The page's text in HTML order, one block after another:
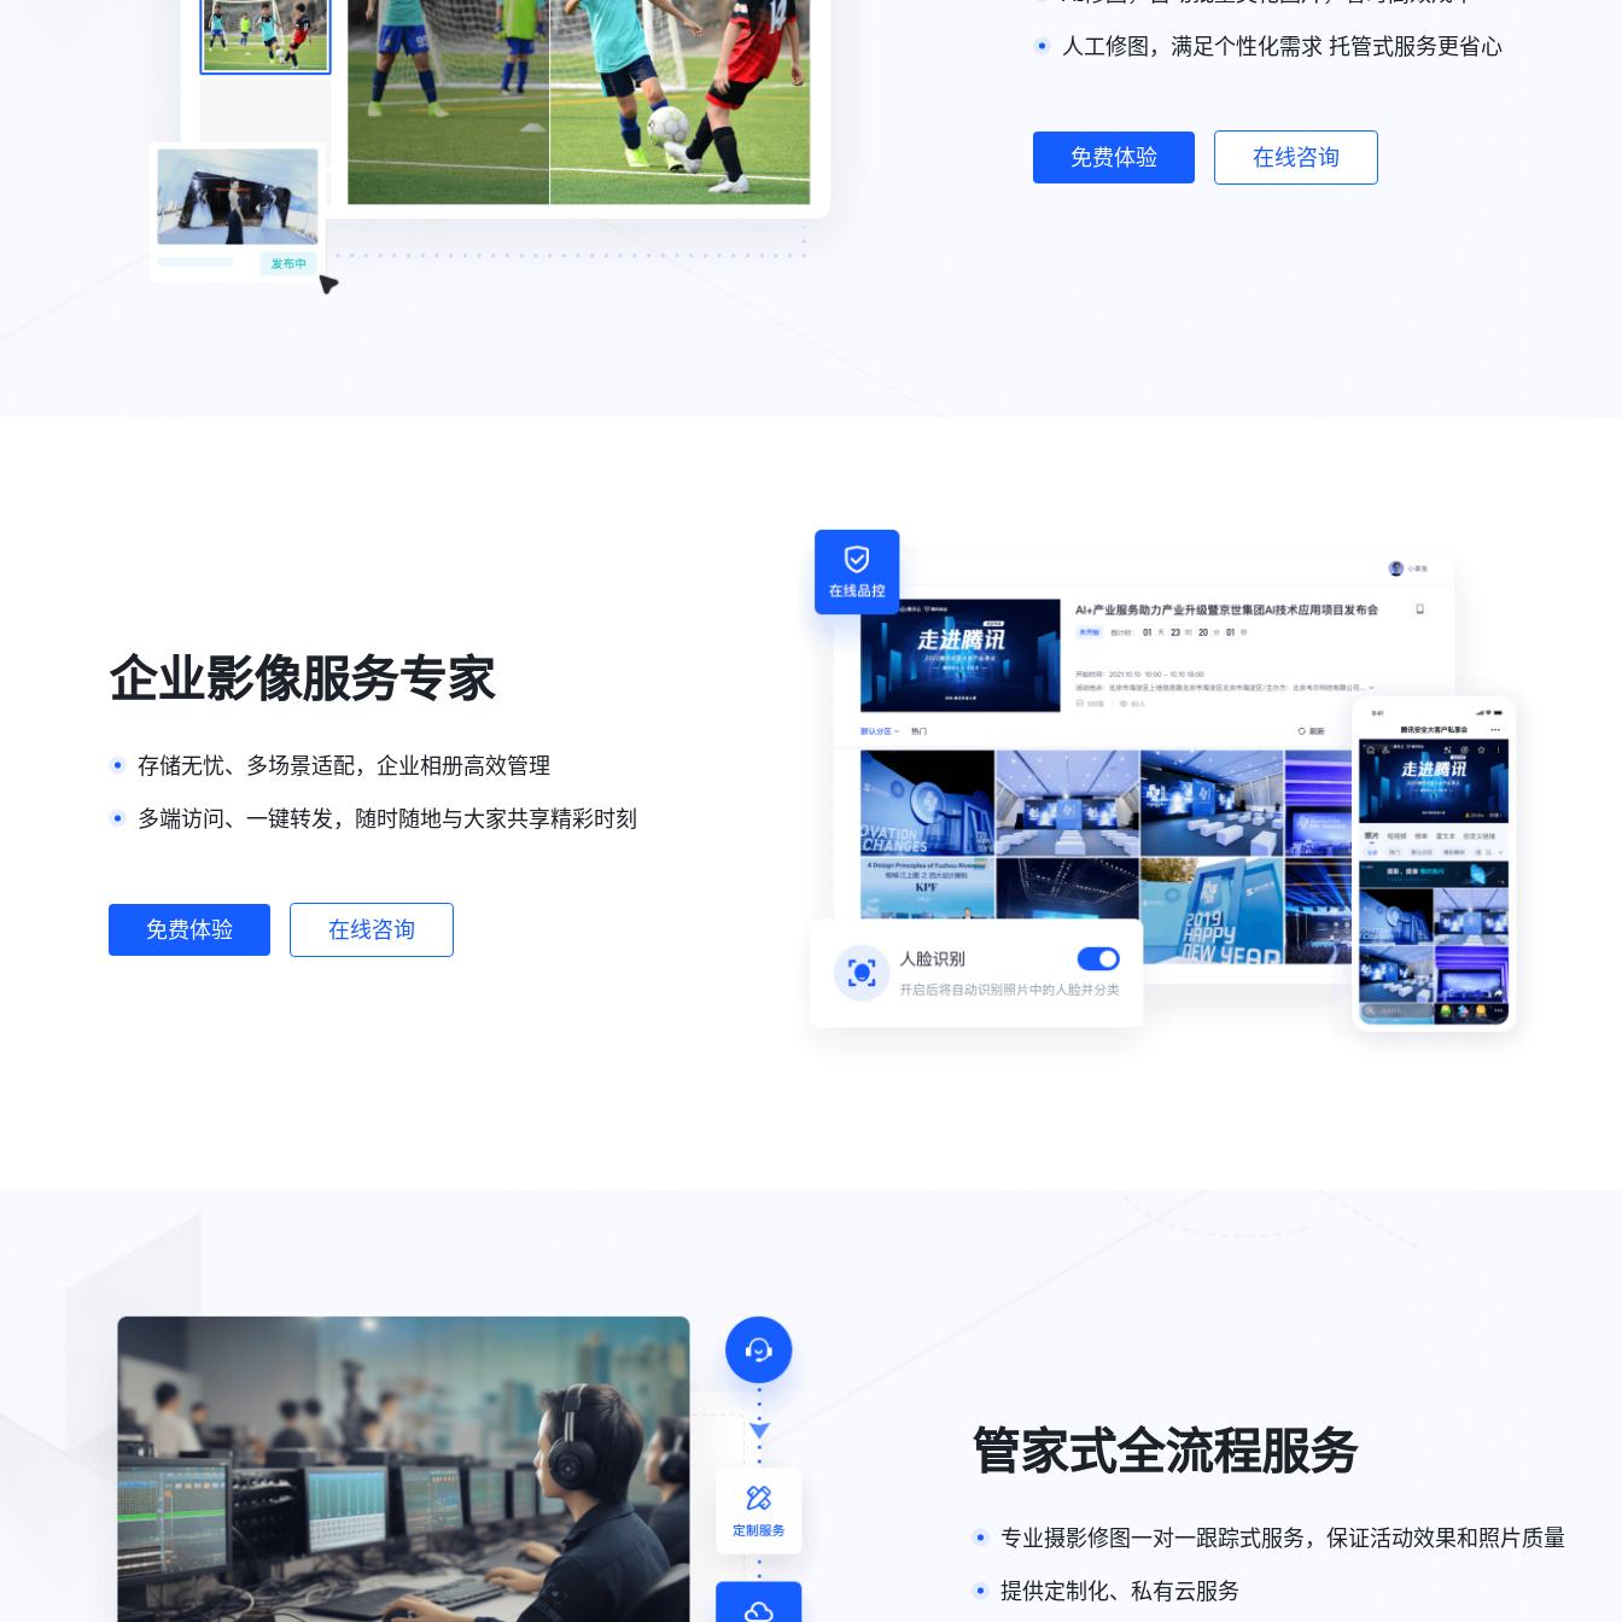
人工修图，满足个性化需求 托管式服务更省心
免费体验 在线咨询
企业影像服务专家
存储无忧、多场景适配，企业相册高效管理
多端访问、一键转发，随时随地与大家共享精彩时刻
免费体验 在线咨询
管家式全流程服务
专业摄影修图一对一跟踪式服务，保证活动效果和照片质量
提供定制化、私有云服务